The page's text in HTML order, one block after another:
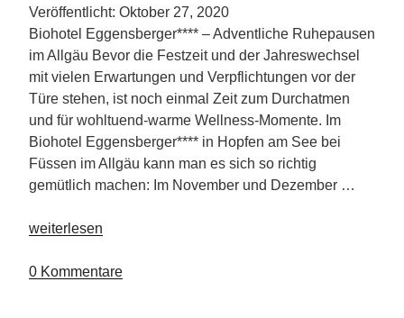
Veröffentlicht: Oktober 27, 2020
Biohotel Eggensberger**** – Adventliche Ruhepausen
im Allgäu Bevor die Festzeit und der Jahreswechsel
mit vielen Erwartungen und Verpflichtungen vor der
Türe stehen, ist noch einmal Zeit zum Durchatmen
und für wohltuend-warme Wellness-Momente. Im
Biohotel Eggensberger**** in Hopfen am See bei
Füssen im Allgäu kann man es sich so richtig
gemütlich machen: Im November und Dezember …
„Biohotel
weiterlesen
0 Kommentare